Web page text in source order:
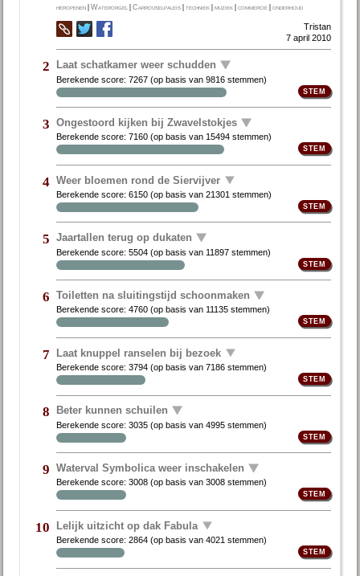
heropenen |Waterorgel |Carrouselpaleis |techniek |muziek |commercie |onderhoud
Tristan
7 april 2010
2 Laat schatkamer weer schudden
Berekende score:7267 (op basis van9816 stemmen)
3 Ongestoord kijken bij Zwavelstokjes
Berekende score:7160 (op basis van 15494 stemmen)
4 Weer bloemen rond de Siervijver
Berekende score:6150 (op basis van21301 stemmen)
5 Jaartallen terug op dukaten
Berekende score:5504 (op basis van 11897 stemmen)
6 Toiletten na sluitingstijd schoonmaken
Berekende score:4760 (op basis van 11135 stemmen)
7 Laat knuppel ranselen bij bezoek
Berekende score:3794 (op basis van7186 stemmen)
8 Beter kunnen schuilen
Berekende score:3035 (op basis van4995 stemmen)
9 Waterval Symbolica weer inschakelen
Berekende score:3008 (op basis van3008 stemmen)
10 Lelijk uitzicht op dak Fabula
Berekende score:2864 (op basis van4021 stemmen)